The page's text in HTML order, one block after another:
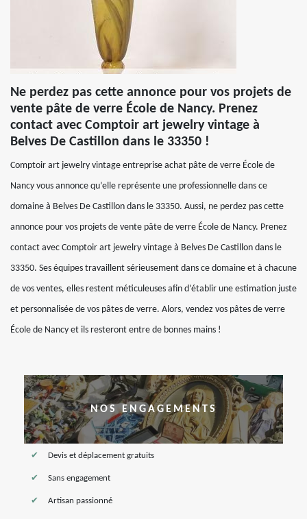
Ne perdez pas cette annonce pour vos projets de
vente pâte de verre École de Nancy. Prenez
contact avec Comptoir art jewelry vintage à
Belves De Castillon dans le 33350 !
Comptoir art jewelry vintage entreprise achat pâte de verre École de
Nancy vous annonce qu’elle représente une professionnelle dans ce
domaine à Belves De Castillon dans le 33350. Aussi, ne perdez pas cette
annonce pour vos projets de vente pâte de verre École de Nancy. Prenez
contact avec Comptoir art jewelry vintage à Belves De Castillon dans le
33350. Ses équipes travaillent sérieusement dans ce domaine et à chacune
de vos ventes, elles restent méticuleuses afin d’établir une estimation juste
et personnalisée de vos pâtes de verre. Alors, vendez vos pâtes de verre
École de Nancy et ils resteront entre de bonnes mains !
NOS ENGAGEMENTS
Devis et déplacement gratuits
Sans engagement
Artisan passionné